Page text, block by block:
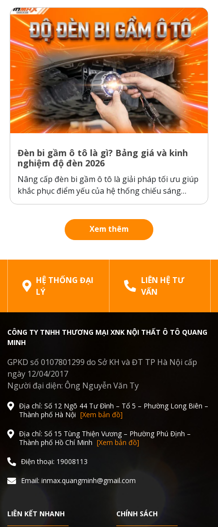
các dòng phim cách nhiệt cơ chế phản xạ và hấp
thụ...
Đèn bi gầm ô tô là gì? Bảng giá và kinh
nghiệm độ đèn 2026
Nâng cấp đèn bi gầm ô tô là giải pháp tối ưu giúp
khắc phục điểm yếu của hệ thống chiếu sáng
nguyên bản của xe, đảm bảo an toàn khi di
phân tích chi tiết cấu tạo, công...
Xem thêm
HỆ THỐNG ĐẠI
LÝ
LIÊN HỆ TƯ
VẤN
CÔNG TY TNHH THƯƠNG MẠI XNK NỘI THẤT Ô TÔ QUANG
MINH
GPKD số 0107801299 do Sở KH và ĐT TP Hà Nội cấp
ngày 12/04/2017
Người đại diện: Ông Nguyễn Văn Ty
Địa chỉ: Số 12 Ngõ 44 Tư Đình – Tổ 5 – Phường Long Biên –
Thành phố Hà Nội [Xem bản đồ]
Địa chỉ: Số 15 Tùng Thiện Vương – Phường Phú Định –
Thành phố Hồ Chí Minh [Xem bản đồ]
Điện thoại: 19008113
Email: inmax.quangminh@gmail.com
LIÊN KẾT NHANH CHÍNH SÁCH